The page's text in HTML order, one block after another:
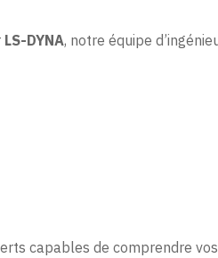
LS-DYNA, notre équipe
capables de comprendre